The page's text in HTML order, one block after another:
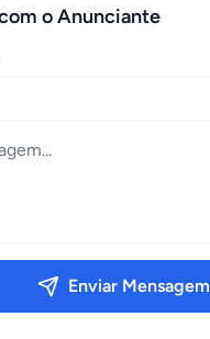
o Anunciante
Enviar Mensagem